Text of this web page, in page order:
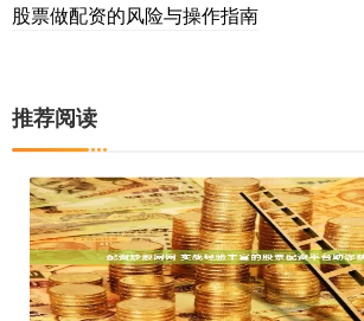
股票做配资的风险与操作指南
推荐阅读